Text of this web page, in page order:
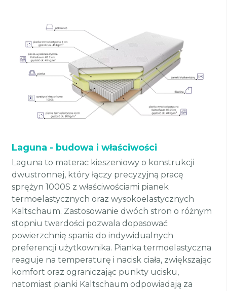
Laguna - budowa i właściwości
Laguna to materac kieszeniowy o konstrukcji
dwustronnej, który łączy precyzyjną pracę
sprężyn 1000S z właściwościami pianek
termoelastycznych oraz wysokoelastycznych
Kaltschaum. Zastosowanie dwóch stron o różnym
stopniu twardości pozwala dopasować
powierzchnię spania do indywidualnych
preferencji użytkownika. Pianka termoelastyczna
reaguje na temperaturę i nacisk ciała, zwiększając
komfort oraz ograniczając punkty ucisku,
natomiast pianki Kaltschaum odpowiadają za